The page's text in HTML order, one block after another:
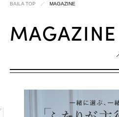
BAILA TOP MAGAZINE
MAGAZINE